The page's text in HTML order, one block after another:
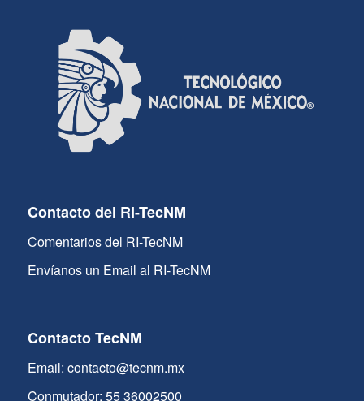
Contacto del RI-TecNM
Comentarios del RI-TecNM
Envíanos un Email al RI-TecNM
Contacto TecNM
Email: contacto@tecnm.mx
Conmutador: 55 36002500